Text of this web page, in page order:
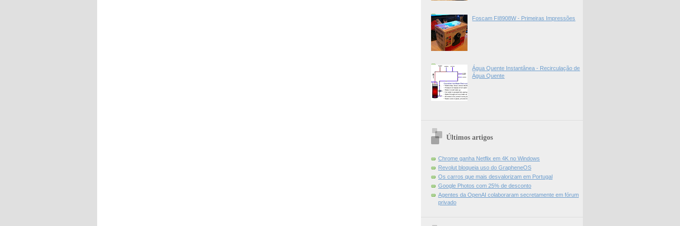
Foscam FI8908W - Primeiras Impressões
Água Quente Instantânea - Recirculação de
Água Quente
Últimos artigos
Chrome ganha Netflix em 4K no Windows
Revolut bloqueia uso do GrapheneOS
Os carros que mais desvalorizam em Portugal
Google Photos com 25% de desconto
Agentes da OpenAI colaboraram secretamente em fórum
privado